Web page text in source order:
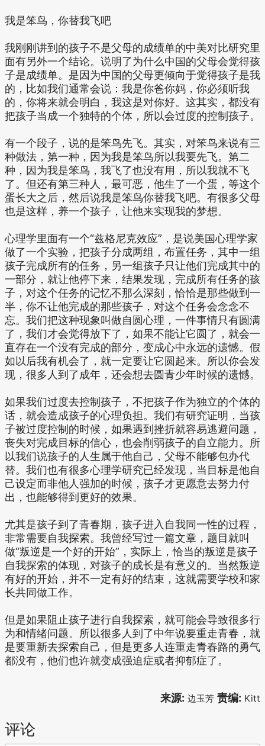
我是笨鸟，你替我飞吧
我刚刚讲到的孩子不是父母的成绩单的中美对比研究里
面有另外一个结论。说明了为什么中国的父母会觉得孩
子是成绩单。是因为中国的父母更倾向于觉得孩子是我
的，比如我们通常会说：我是你爸你妈，你必须听我
的，你将来就会明白，我这是对你好。这其实，都没有
把孩子当成一个独特的个体，所以会过度的控制孩子。
有一个段子，说的是笨鸟先飞。其实，对笨鸟来说有三
种做法，第一种，因为我是笨鸟所以我要先飞。第二
种，因为我是笨鸟，我飞了也没有用，所以我就不飞
了。但还有第三种人，最可恶，他生了一个蛋，等这个
蛋长大之后，然后说我是笨鸟你替我飞吧。有很多父母
也是这样，养一个孩子，让他来实现我的梦想。
心理学里面有一个“兹格尼克效应”，是说美国心理学家
做了一个实验，把孩子分成两组，布置任务，其中一组
孩子完成所有的任务，另一组孩子只让他们完成其中的
一部分，就让他停下来，结果发现，完成所有任务的孩
子，对这个任务的记忆不那么深刻，恰恰是那些做到一
半，你不让他完成的那些孩子，对这个任务会念念不
忘。我们把这种现象叫做自圆心理，一件事情只有圆满
了，我们才会觉得放下了，如果不能让它圆了，就会一
直存在一个没有完成的部分，变成心中永远的遗憾。假
如以后我有机会了，就一定要让它圆起来。所以你会发
现，很多人到了成年，还会想去圆青少年时候的遗憾。
如果我们过度去控制孩子，不把孩子作为独立的个体的
话，就会造成孩子的心理负担。我们有研究证明，当孩
子被过度控制的时候，如果遇到挫折就容易逃避问题，
丧失对完成目标的信心，也会削弱孩子的自立能力。所
以我们说孩子的人生属于他自己，父母不能够包办代
替。我们也有很多心理学研究已经发现，当目标是他自
己设定而非他人强加的时候，孩子才更愿意去努力付
出，也能够得到更好的效果。
尤其是孩子到了青春期，孩子进入自我同一性的过程，
非常需要自我探索。我曾经写过一篇文章，题目就叫
做“叛逆是一个好的开始”，实际上，恰当的叛逆是孩子
自我探索的体现，对孩子的成长是有意义的。当然叛逆
有好的开始，并不一定有好的结束，这就需要学校和家
长共同做工作。
但是如果阻止孩子进行自我探索，就可能会导致很多行
为和情绪问题。所以很多人到了中年说要重走青春，就
是要重新去探索自己，但是更多人连重走青春路的勇气
都没有，他们也许就变成强迫症或者抑郁症了。
来源: 边玉芳 责编: Kitt
评论